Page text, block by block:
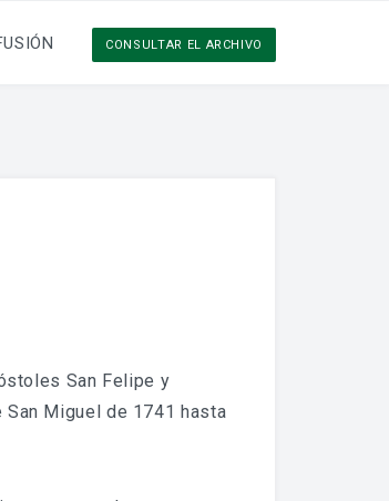
CONSULTAR EL ARCHIVO
San Felipe y
Miguel de 1741 hasta